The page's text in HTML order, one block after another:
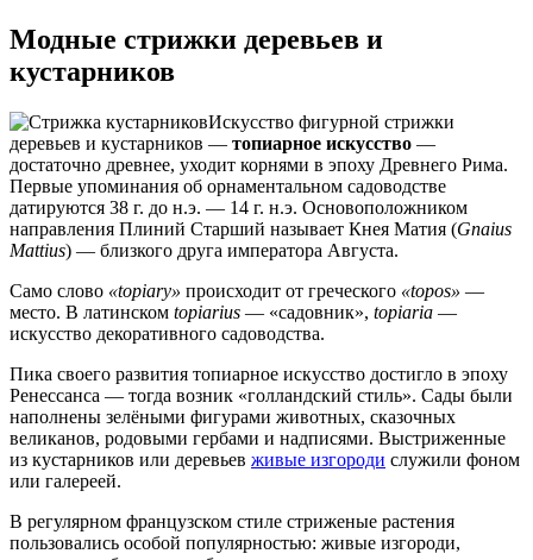
Модные стрижки деревьев и
кустарников
Искусство фигурной стрижки
деревьев и кустарников — топиарное искусство —
достаточно древнее, уходит корнями в эпоху Древнего Рима.
Первые упоминания об орнаментальном садоводстве
датируются 38 г. до н.э. — 14 г. н.э. Основоположником
направления Плиний Старший называет Кнея Матия (Gnaius
Mattius) — близкого друга императора Августа.
Само слово «topiary» происходит от греческого «topos» —
место. В латинском topiarius — «садовник», topiaria —
искусство декоративного садоводства.
Пика своего развития топиарное искусство достигло в эпоху
Ренессанса — тогда возник «голландский стиль». Сады были
наполнены зелёными фигурами животных, сказочных
великанов, родовыми гербами и надписями. Выстриженные
из кустарников или деревьев живые изгороди служили фоном
или галереей.
В регулярном французском стиле стриженые растения
пользовались особой популярностью: живые изгороди,